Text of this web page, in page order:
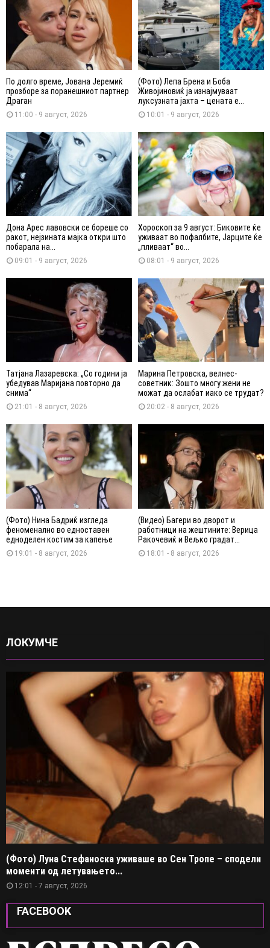
По долго време, Јована Јеремиќ
прозборе за поранешниот партнер
Драган
11:00 - 9 август, 2026
(Фото) Лепа Брена и Боба
Живојиновиќ ја изнајмуваат
луксузната јахта – цената е...
10:01 - 9 август, 2026
Дона Арес лавовски се бореше со
ракот, нејзината мајка откри што
побарала на...
09:01 - 9 август, 2026
Хороскоп за 9 август: Биковите ќе
уживаат во пофалбите, Јарците ќе
„пливаат“ во...
08:01 - 9 август, 2026
Татјана Лазаревска: „Со години ја
убедував Маријана повторно да
снима“
21:01 - 8 август, 2026
Марина Петровска, велнес-
советник: Зошто многу жени не
можат да ослабат иако се трудат?
20:02 - 8 август, 2026
(Фото) Нина Бадриќ изгледа
феноменално во едноставен
едноделен костим за капење
19:01 - 8 август, 2026
(Видео) Багери во дворот и
работници на жештините: Верица
Ракочевиќ и Вељко градат...
18:01 - 8 август, 2026
ЛОКУМЧЕ
(Фото) Луна Стефаноска уживаше во Сен Тропе – сподели
моменти од летувањето...
12:01 - 7 август, 2026
FACEBOOK